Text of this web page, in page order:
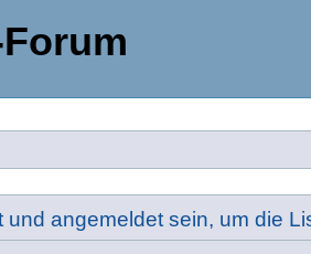
und angemeldet sein, um die